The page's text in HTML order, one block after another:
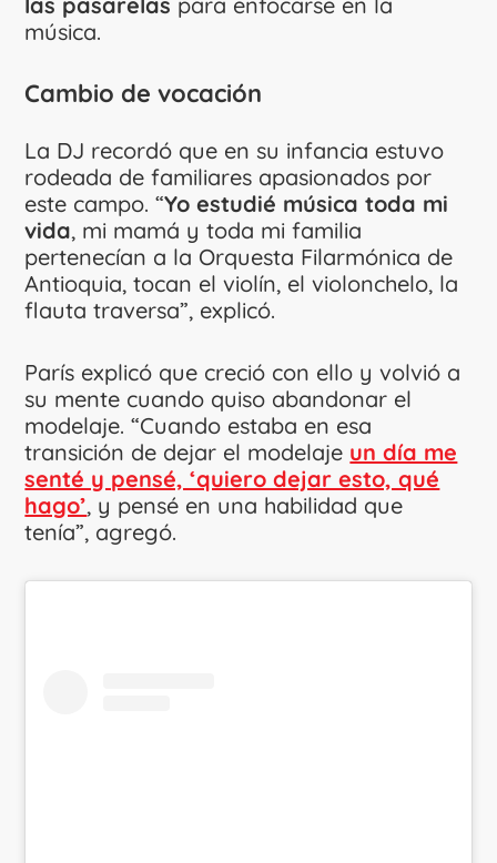
música.
Cambio de vocación
La DJ recordó que en su infancia estuvo
rodeada de familiares apasionados por
este campo. “Yo estudié música toda mi
vida, mi mamá y toda mi familia
pertenecían a la Orquesta Filarmónica de
Antioquia, tocan el violín, el violonchelo, la
flauta traversa”, explicó.
París explicó que creció con ello y volvió a
su mente cuando quiso abandonar el
modelaje. “Cuando estaba en esa
transición de dejar el modelaje un día me
senté y pensé, ‘quiero dejar esto, qué
hago’, y pensé en una habilidad que
tenía”, agregó.